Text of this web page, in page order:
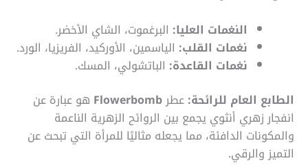
النغمات العليا: البرغموت، الشاي الأخضر.
نغمات القلب: الياسمين، الأوركيد، الفريزيا، الورد.
نغمات القاعدة: الباتشولي، المسك.
الطابع العام للرائحة:عطرFlowerbomb هو عبارة عن
انفجار زهري أنثوي يجمع بين الروائح الزهرية الناعمة
والمكونات الدافئة، مما يجعله مثاليًا للمرأة التي تبحث عن
التميز والرقي.